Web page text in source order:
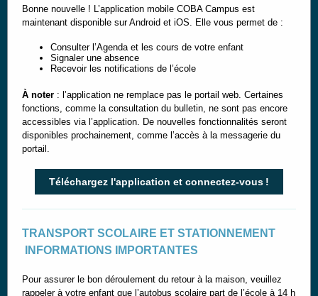
Bonne nouvelle ! L’application mobile COBA Campus est
maintenant disponible sur Android et iOS. Elle vous permet de :
Consulter l’Agenda et les cours de votre enfant
Signaler une absence
Recevoir les notifications de l’école
À noter : l’application ne remplace pas le portail web. Certaines
fonctions, comme la consultation du bulletin, ne sont pas encore
accessibles via l’application. De nouvelles fonctionnalités seront
disponibles prochainement, comme l’accès à la messagerie du
portail.
Téléchargez l'application et connectez-vous !
TRANSPORT SCOLAIRE ET STATIONNEMENT
INFORMATIONS IMPORTANTES
Pour assurer le bon déroulement du retour à la maison, veuillez
rappeler à votre enfant que l’autobus scolaire part de l’école à 14 h